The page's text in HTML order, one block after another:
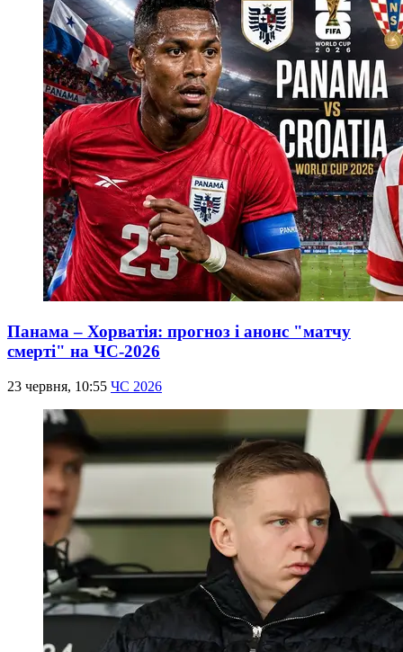
Панама – Хорватія: прогноз і анонс "матчу
смерті" на ЧС-2026
23 червня, 10:55 ЧС 2026